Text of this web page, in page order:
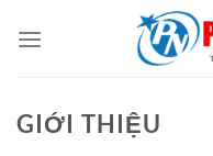
qua
GIỚI THIỆU